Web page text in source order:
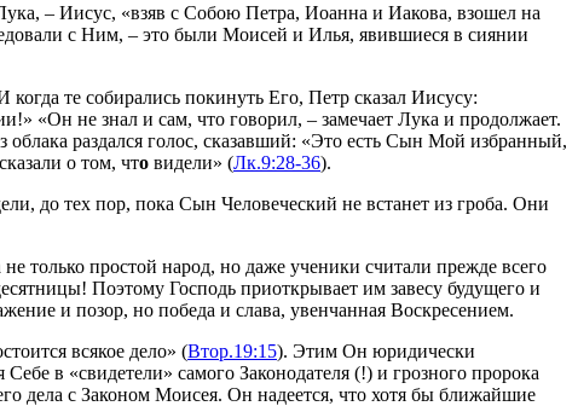
– Иисус, «взяв с Собою Петра, Иоанна и Иакова, взошел на
с Ним, – это были Моисей и Илья, явившиеся в сиянии
те собирались покинуть Его, Петр сказал Иисусу:
«Он не знал и сам, чтo говорил, – замечает Лука и продолжает.
раздался голос, сказавший: «Это есть Сын Мой избранный,
о том, что видели» (Лк.9:28-36).
до тех пор, пока Сын Человеческий не встанет из гроба. Они
только простой народ, но даже ученики считали прежде всего
Поэтому Господь приоткрывает им завесу будущего и
и позор, но победа и слава, увенчанная Воскресением.
всякое дело» (Втор.19:15). Этим Он юридически
в «свидетели» самого Законодателя (!) и грозного пророка
дела с Законом Моисея. Он надеется, что хотя бы ближайшие